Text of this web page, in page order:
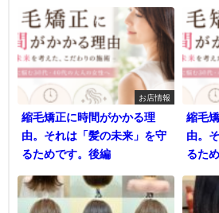
お店情報
縮毛矯正に時間がかかる理
由。それは「髪の未来」を守
るためです。後編
縮毛
由。
るた